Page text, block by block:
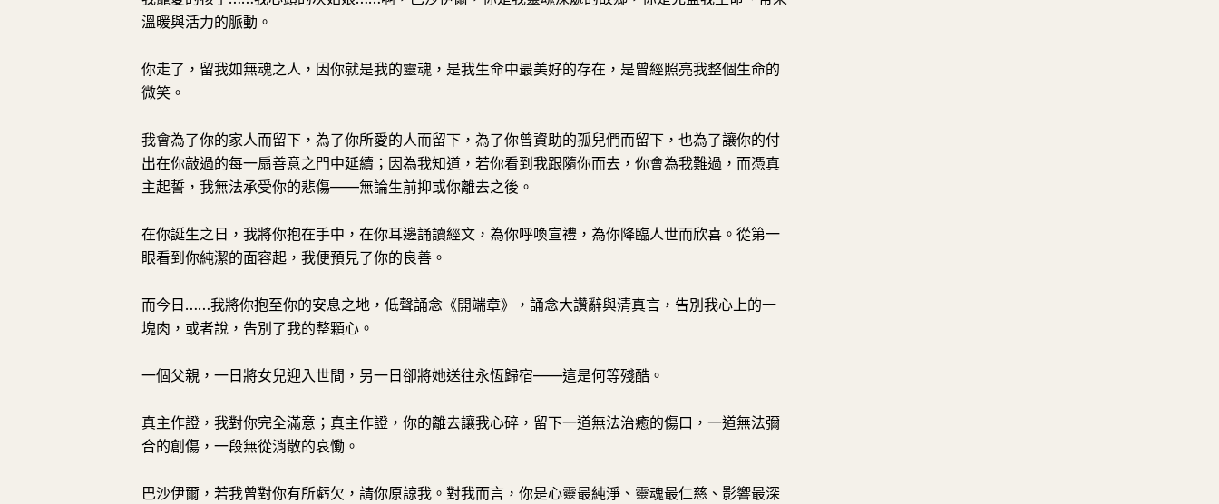
溫暖與活力的脈動。
你走了，留我如無魂之人，因你就是我的靈魂，是我生命中最美好的存在，是曾經照亮我整個生命的
微笑。
我會為了你的家人而留下，為了你所愛的人而留下，為了你曾資助的孤兒們而留下，也為了讓你的付
出在你敲過的每一扇善意之門中延續；因為我知道，若你看到我跟隨你而去，你會為我難過，而憑真
主起誓，我無法承受你的悲傷——無論生前抑或你離去之後。
在你誕生之日，我將你抱在手中，在你耳邊誦讀經文，為你呼喚宣禮，為你降臨人世而欣喜。從第一
眼看到你純潔的面容起，我便預見了你的良善。
而今日……我將你抱至你的安息之地，低聲誦念《開端章》，誦念大讚辭與清真言，告別我心上的一
塊肉，或者說，告別了我的整顆心。
一個父親，一日將女兒迎入世間，另一日卻將她送往永恆歸宿——這是何等殘酷。
真主作證，我對你完全滿意；真主作證，你的離去讓我心碎，留下一道無法治癒的傷口，一道無法彌
合的創傷，一段無從消散的哀慟。
巴沙伊爾，若我曾對你有所虧欠，請你原諒我。對我而言，你是心靈最純淨、靈魂最仁慈、影響最深